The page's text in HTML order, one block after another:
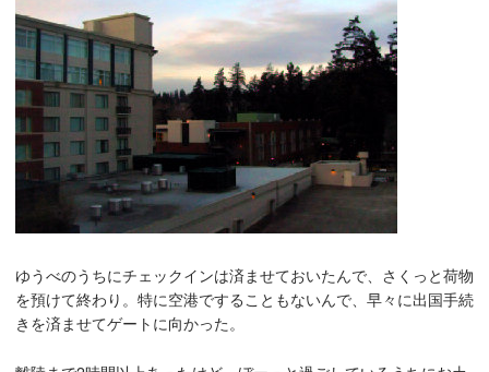
ゆうべのうちにチェックインは済ませておいたんで、さくっと荷物
を預けて終わり。特に空港ですることもないんで、早々に出国手続
きを済ませてゲートに向かった。